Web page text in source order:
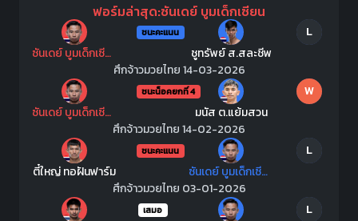
ฟอร์มล่าสุด:ซันเดย์ บูมเด็กเซียน
ชนะคะแนน
L
ซันเดย์ บูมเด็กเซียน
ชูทรัพย์ ส.สละชีพ
ศึกจ้าวมวยไทย 14-03-2026
ชนะน็อคยกที่ 4
W
ซันเดย์ บูมเด็กเซียน
มนัส ต.แย้มสวน
ศึกจ้าวมวยไทย 14-02-2026
ชนะคะแนน
L
ตี๋ใหญ่ ทอฝันฟาร์ม
ซันเดย์ บูมเด็กเซียน
ศึกจ้าวมวยไทย 03-01-2026
เสมอ
L